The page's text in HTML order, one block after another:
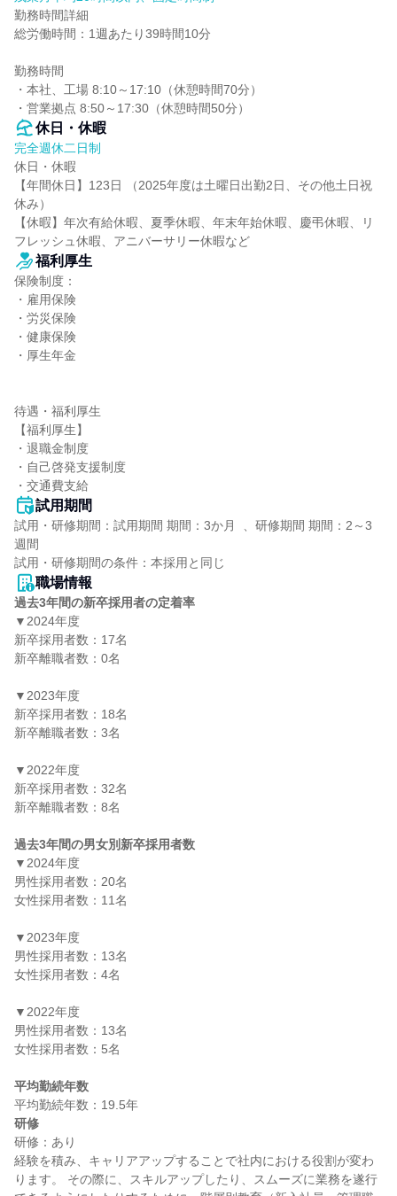
勤務時間詳細
総労働時間：1週あたり39時間10分
勤務時間
・本社、工場 8:10～17:10（休憩時間70分）
・営業拠点 8:50～17:30（休憩時間50分）
休日・休暇
完全週休二日制
休日・休暇
【年間休日】123日 （2025年度は土曜日出勤2日、その他土日祝
休み）
【休暇】年次有給休暇、夏季休暇、年末年始休暇、慶弔休暇、リ
フレッシュ休暇、アニバーサリー休暇など
福利厚生
保険制度：
・雇用保険
・労災保険
・健康保険
・厚生年金
待遇・福利厚生
【福利厚生】
・退職金制度
・自己啓発支援制度
・交通費支給
試用期間
試用・研修期間：試用期間 期間：3か月  、研修期間 期間：2～3
週間
職場情報
過去3年間の新卒採用者の定着率
▼2024年度
新卒採用者数：17名
新卒離職者数：0名
▼2023年度
新卒採用者数：18名
新卒離職者数：3名
▼2022年度
新卒採用者数：32名
新卒離職者数：8名
過去3年間の男女別新卒採用者数
▼2024年度
男性採用者数：20名
女性採用者数：11名
▼2023年度
男性採用者数：13名
女性採用者数：4名
▼2022年度
男性採用者数：13名
女性採用者数：5名
平均勤続年数
研修
研修：あり
経験を積み、キャリアアップすることで社内における役割が変わ
ります。 その際に、スキルアップしたり、スムーズに業務を遂行